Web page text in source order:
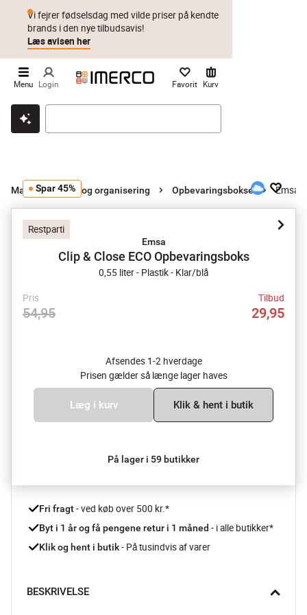
Klik & hent Byt i 1 år Prismatch
Vi fejrer fødselsdag med vilde priser på kendte
brands i den nye tilbudsavis!
Læs avisen her
Menu Login Favorit Kurv
Madopbevaring og organisering Opbevaringsbokse Emsa
Restparti
Spar 45%
Emsa
Clip & Close ECO Opbevaringsboks
0,55 liter - Plastik - Klar/blå
Pris
54,95
Tilbud
29,95
Afsendes 1-2 hverdage
Prisen gælder så længe lager haves
Læg i kurv Klik & hent i butik
På lager i 59 butikker
Fri fragt - ved køb over 500 kr.*
Byt i 1 år og få pengene retur i 1 måned - i alle butikker*
Klik og hent i butik - På tusindvis af varer
BESKRIVELSE